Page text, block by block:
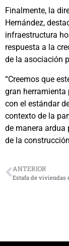
Finalmente, la
Hernández,
infraestructura
respuesta a la
de la asociación
“Creemos que
gran herramienta
con el estándar
contexto de la
de manera ardua
de la
ANTERIOR